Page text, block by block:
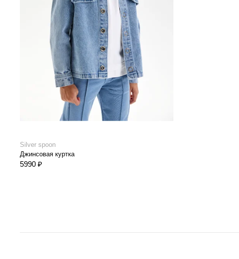
Silver spoon
Джинсовая куртка
5990 ₽